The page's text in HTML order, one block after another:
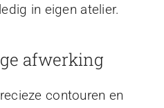
in eigen atelier.
afwerking
contouren en